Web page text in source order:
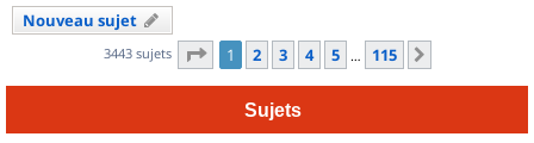
Nouveau sujet
3443 sujets Page 1sur 115
1 2 3 4 5 … 115
Sujets